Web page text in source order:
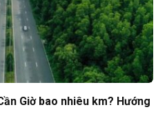
Giờ bao nhiêu km? Hướng